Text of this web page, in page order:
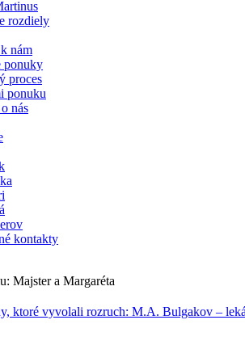
rozdiely
nám
ponuky
proces
ponuku
nás
kontakty
Majster a Margaréta
ktoré vyvolali rozruch: M.A. Bulgakov –